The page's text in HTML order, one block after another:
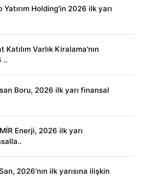
Yatırım Holding'in 2026 ilk yarı
Katılım Varlık Kiralama'nın
..
Boru, 2026 ilk yarı finansal
Enerji, 2026 ilk yarı
2026'nın ilk yarısına ilişkin